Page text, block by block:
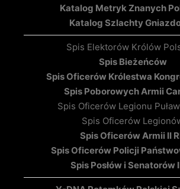
Katalog Metryk Znanych
Katalog Szlachty
Spis Elektorów Królów
Spis Bieżeńców
Spis Oficerów Królestwa
Spis Poborowych Armii
Spis Oficerów Legionu
Spis Oficerów
Spis Oficerów Armii II
Spis Oficerów Policji
Spis Posłów i Senatorów